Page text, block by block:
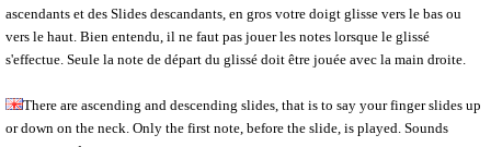
ascendants et des Slides descandants, en gros votre doigt glisse vers le bas ou
vers le haut. Bien entendu, il ne faut pas jouer les notes lorsque le glissé
s'effectue. Seule la note de départ du glissé doit être jouée avec la main droite.
There are ascending and descending slides, that is to say your finger slides up
or down on the neck. Only the first note, before the slide, is played. Sounds